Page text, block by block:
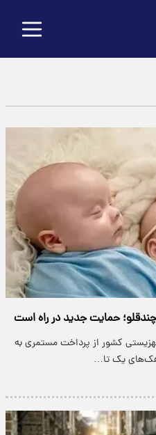
حمایت جدید در راه است
کشور از پرداخت مستمری به
یک تا…